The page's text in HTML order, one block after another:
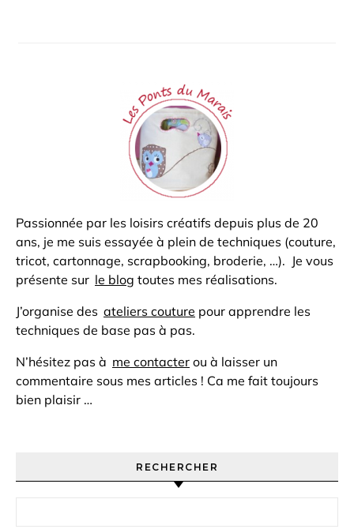
Passionnée par les loisirs créatifs depuis plus de 20
ans, je me suis essayée à plein de techniques (couture,
tricot, cartonnage, scrapbooking, broderie, …). Je vous
présente sur le blog toutes mes réalisations.
J’organise des ateliers couture pour apprendre les
techniques de base pas à pas.
N’hésitez pas à me contacter ou à laisser un
commentaire sous mes articles ! Ca me fait toujours
bien plaisir …
RECHERCHER